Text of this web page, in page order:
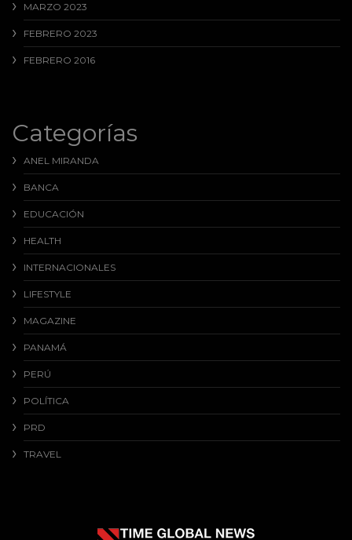
MARZO 2023
FEBRERO 2023
FEBRERO 2016
Categorías
ANEL MIRANDA
BANCA
EDUCACIÓN
HEALTH
INTERNACIONALES
LIFESTYLE
MAGAZINE
PANAMÁ
PERÚ
POLÍTICA
PRD
TRAVEL